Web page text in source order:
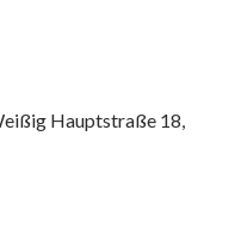
Hauptstraße 18,